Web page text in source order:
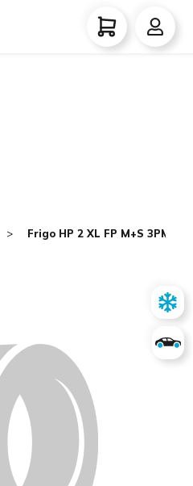
Frigo HP 2 XL FP M+S 3PMSF